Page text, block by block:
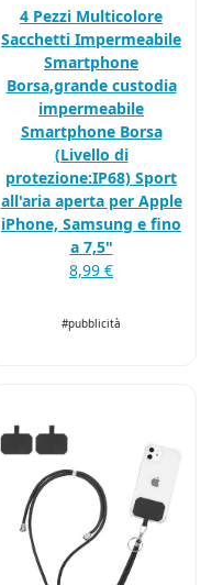
4 Pezzi Multicolore
Sacchetti Impermeabile
Smartphone
Borsa,grande custodia
impermeabile
Smartphone Borsa
(Livello di
protezione:IP68) Sport
all'aria aperta per Apple
iPhone, Samsung e fino
a 7,5"
8,99 €
#pubblicità